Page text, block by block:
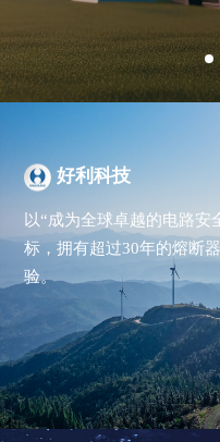
好利科技
以“成为全球卓越的电路安
标，拥有超过30年的熔断
验。